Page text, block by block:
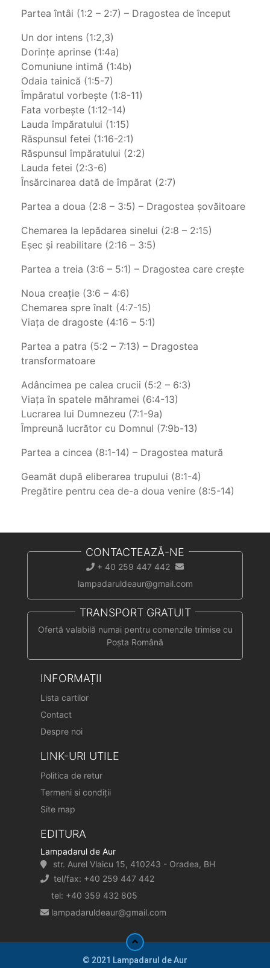
Partea întâi (1:2 – 2:7) – Dragostea de început
Un dor intens (1:2,3)
Dorinţe aprinse (1:4a)
Comuniune intimă (1:4b)
Odaia tainică (1:5-7)
Împăratul vorbeşte (1:8-11)
Fata vorbeşte (1:12-14)
Lauda împăratului (1:15)
Răspunsul fetei (1:16-2:1)
Răspunsul împăratului (2:2)
Lauda fetei (2:3-6)
Însărcinarea dată de împărat (2:7)
Partea a doua (2:8 – 3:5) – Dragostea şovăitoare
Chemarea la lepădarea sinelui (2:8 – 2:15)
Eşec şi reabilitare (2:16 – 3:5)
Partea a treia (3:6 – 5:1) – Dragostea care creşte
Noua creaţie (3:6 – 4:6)
Chemarea spre înalt (4:7-15)
Viaţa de dragoste (4:16 – 5:1)
Partea a patra (5:2 – 7:13) – Dragostea
transformatoare
Adâncimea pe calea crucii (5:2 – 6:3)
Viaţa în spatele măhramei (6:4-13)
Lucrarea lui Dumnezeu (7:1-9a)
Împreună lucrător cu Domnul (7:9b-13)
Partea a cincea (8:1-14) – Dragostea matură
Geamăt după eliberarea trupului (8:1-4)
Pregătire pentru cea de-a doua venire (8:5-14)
CONTACTEAZĂ-NE
+ 40 259 447 442
lampadaruldeaur@gmail.com
TRANSPORT GRATUIT
Ofertă valabilă numai pentru comenzile trimise cu
Poșta Română
INFORMAȚII
Lista cartilor
Contact
Despre noi
LINK-URI UTILE
Politica de retur
Termeni si condiții
Site map
EDITURA
Lampadarul de Aur
str. Aurel Vlaicu 15, 410243 - Oradea, BH
tel/fax: +40 259 447 442
tel: +40 359 432 805
lampadaruldeaur@gmail.com
© 2021 Lampadarul de Aur